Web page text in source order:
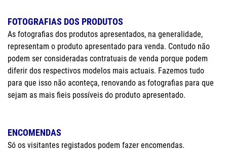
FOTOGRAFIAS DOS PRODUTOS
As fotografias dos produtos apresentados, na generalidade,
representam o produto apresentado para venda. Contudo não
podem ser consideradas contratuais de venda porque podem
diferir dos respectivos modelos mais actuais. Fazemos tudo
para que isso não aconteça, renovando as fotografias para que
sejam as mais fieis possíveis do produto apresentado.
ENCOMENDAS
Só os visitantes registados podem fazer encomendas.